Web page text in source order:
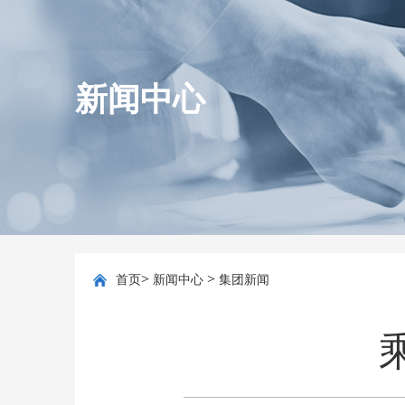
新闻中心
首页> 新闻中心 > 集团新闻